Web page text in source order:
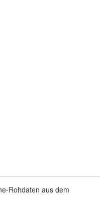
Rohdaten aus dem